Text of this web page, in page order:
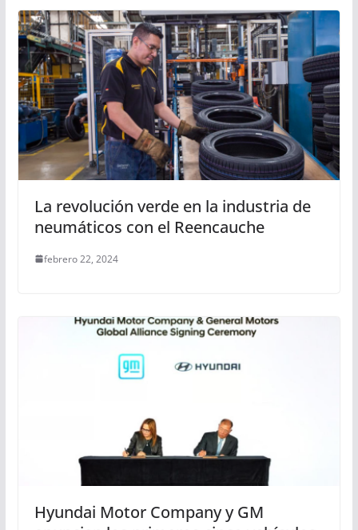
La revolución verde en la industria de
neumáticos con el Reencauche
febrero 22, 2024
Hyundai Motor Company y GM